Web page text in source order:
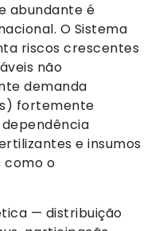
abundante é
O Sistema
riscos crescentes
não
demanda
fortemente
e insumos
como o
— distribuição